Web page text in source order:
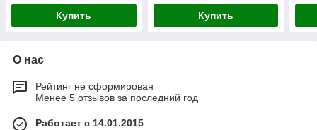
Купить Купить
О нас
Рейтинг не сформирован
Менее 5 отзывов за последний год
Работает с 14.01.2015